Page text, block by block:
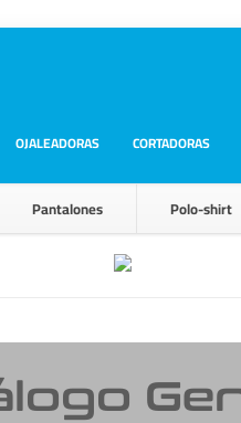
OJALEADORAS CORTADORAS
Pantalones Polo-shirt